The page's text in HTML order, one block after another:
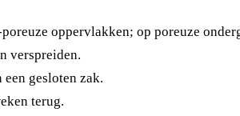
oppervlakken; op poreuze
verspreiden.
gesloten zak.
terug.